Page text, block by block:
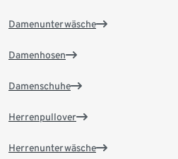
Damenunterwäsche
Damenhosen
Damenschuhe
Herrenpullover
Herrenunterwäsche